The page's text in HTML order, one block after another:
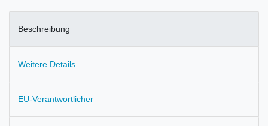
Beschreibung
Weitere Details
EU-Verantwortlicher